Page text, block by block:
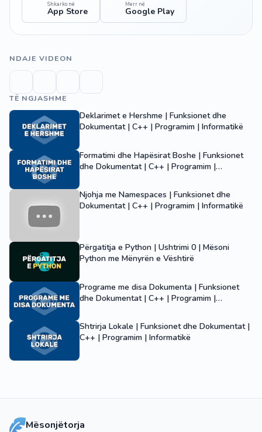
Shkarko në
App Store
Merr në
Google Play
NDAJE VIDEON
TË NGJASHME
Deklarimet e Hershme | Funksionet dhe
Dokumentat | C++ | Programim | Informatikë
Formatimi dhe Hapësirat Boshe | Funksionet
dhe Dokumentat | C++ | Programim |
Njohja me Namespaces | Funksionet dhe
Dokumentat | C++ | Programim | Informatikë
Përgatitja e Python | Ushtrimi 0 | Mësoni
Python me Mënyrën e Vështirë
Programe me disa Dokumenta | Funksionet
dhe Dokumentat | C++ | Programim |
Shtrirja Lokale | Funksionet dhe Dokumentat |
C++ | Programim | Informatikë
Mësonjëtorja